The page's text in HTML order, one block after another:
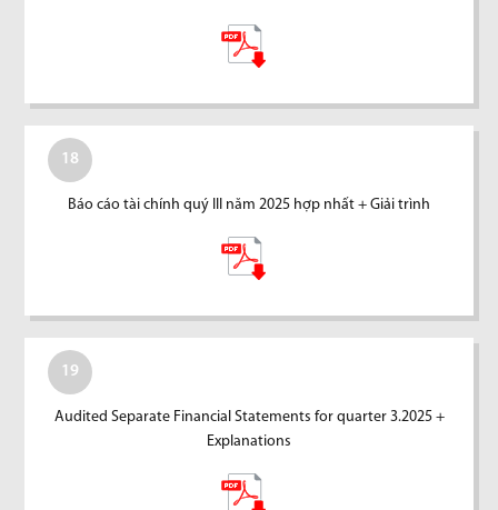
18
Báo cáo tài chính quý III năm 2025 hợp nhất + Giải trình
19
Audited Separate Financial Statements for quarter 3.2025 +
Explanations